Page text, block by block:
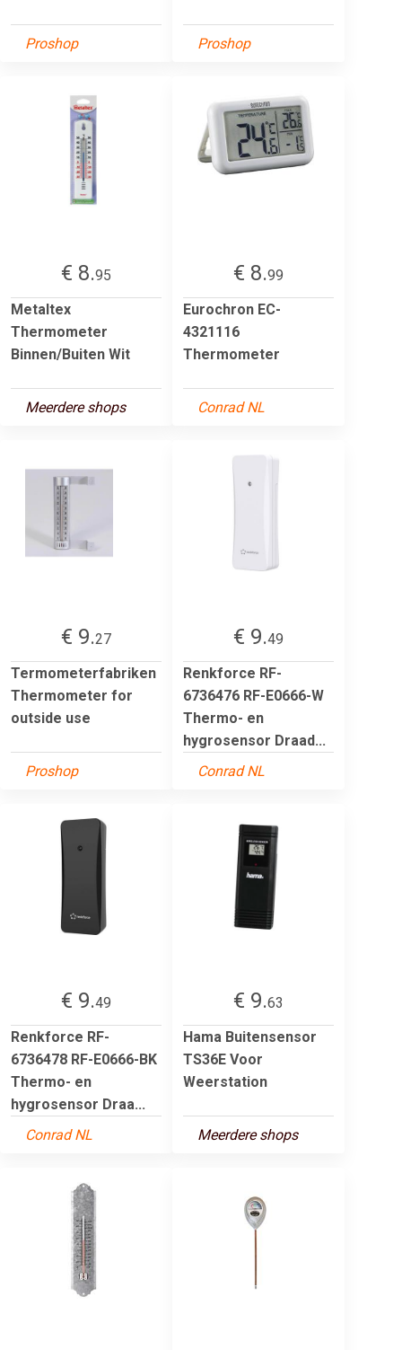
Proshop Proshop
€ 8.95
Metaltex
Thermometer
Binnen/Buiten Wit
Meerdere shops
€ 8.99
Eurochron EC-
4321116
Thermometer
Conrad NL
€ 9.27
Termometerfabriken
Thermometer for
outside use
Proshop
€ 9.49
Renkforce RF-
6736476 RF-E0666-W
Thermo- en
hygrosensor Draad...
Conrad NL
€ 9.49
Renkforce RF-
6736478 RF-E0666-BK
Thermo- en
hygrosensor Draa...
Conrad NL
€ 9.63
Hama Buitensensor
TS36E Voor
Weerstation
Meerdere shops